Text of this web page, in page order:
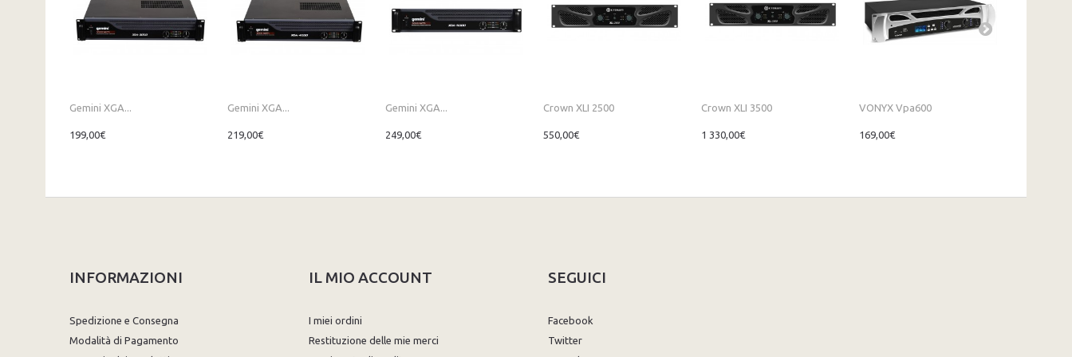
Gemini XGA...
199,00€
Gemini XGA...
219,00€
Gemini XGA...
249,00€
Crown XLI 2500
550,00€
Crown XLI 3500
1 330,00€
VONYX Vpa600
169,00€
INFORMAZIONI
Spedizione e Consegna
Modalità di Pagamento
IL MIO ACCOUNT
I miei ordini
Restituzione delle mie merci
SEGUICI
Facebook
Twitter